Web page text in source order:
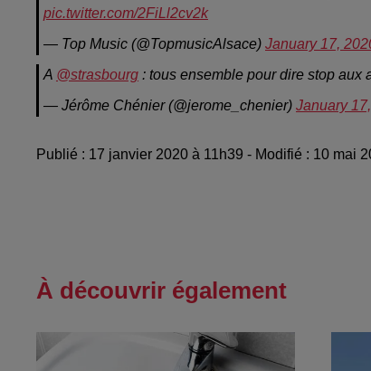
pic.twitter.com/2FiLl2cv2k
— Top Music (@TopmusicAlsace) January 17,
A @strasbourg : tous ensemble pour dire stop aux
— Jérôme Chénier (@jerome_chenier) January
Publié : 17 janvier 2020 à 11h39 - Modifié : 10 mai
À découvrir également